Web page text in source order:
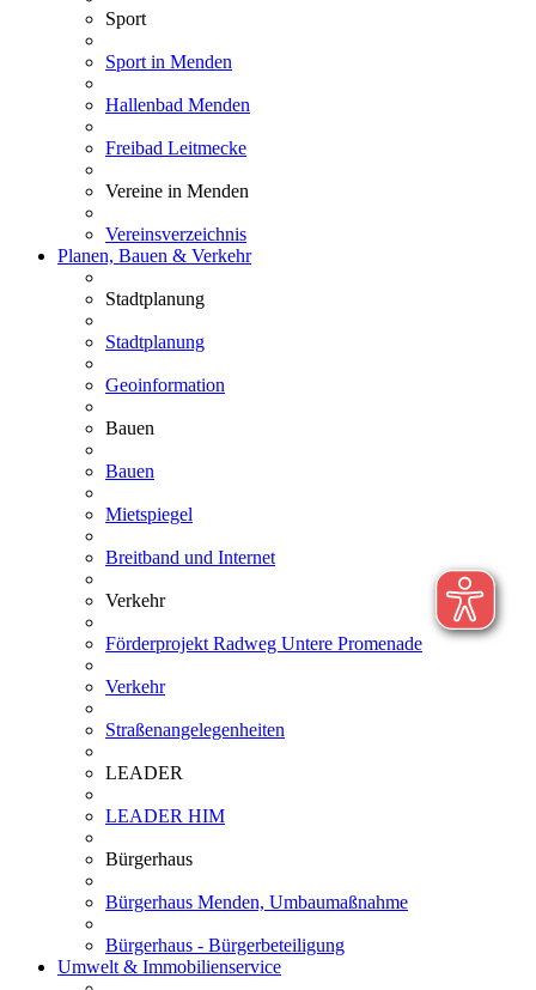
Sport
Sport in Menden
Hallenbad Menden
Freibad Leitmecke
Vereine in Menden
Vereinsverzeichnis
Planen, Bauen & Verkehr
Stadtplanung
Stadtplanung
Geoinformation
Bauen
Bauen
Mietspiegel
Breitband und Internet
Verkehr
Förderprojekt Radweg Untere Promenade
Verkehr
Straßenangelegenheiten
LEADER
LEADER HIM
Bürgerhaus
Bürgerhaus Menden, Umbaumaßnahme
Bürgerhaus - Bürgerbeteiligung
Umwelt & Immobilienservice